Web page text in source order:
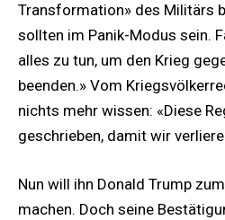
Transformation» des Militärs
sollten im Panik-Modus sein.
alles zu tun, um den Krieg
beenden.» Vom
nichts mehr wissen: «Diese
geschrieben, damit wir
Nun will ihn Donald Trump
machen. Doch seine